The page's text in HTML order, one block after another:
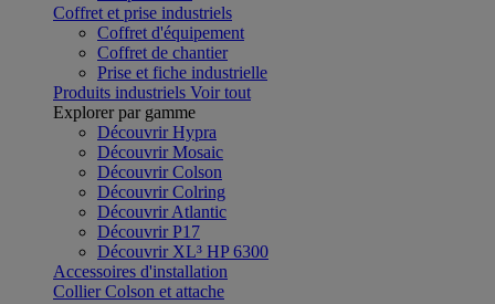
Coffret et prise industriels
Coffret d'équipement
Coffret de chantier
Prise et fiche industrielle
Produits industriels Voir tout
Explorer par gamme
Découvrir Hypra
Découvrir Mosaic
Découvrir Colson
Découvrir Colring
Découvrir Atlantic
Découvrir P17
Découvrir XL³ HP 6300
Accessoires d'installation
Collier Colson et attache